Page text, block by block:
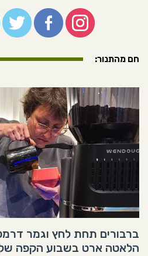
חם מהתנור:
ברבורים תחת לחץ וגמר
הלאטה ארט בשבוע הקפה